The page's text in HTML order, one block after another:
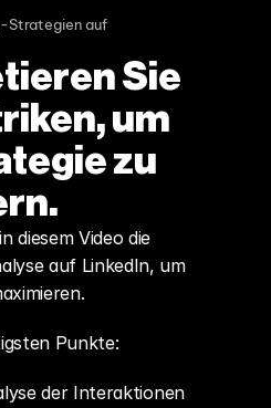
Sie
um
zu
diesem Video die
auf LinkedIn, um
Punkte:
der Interaktionen
Strategien auf